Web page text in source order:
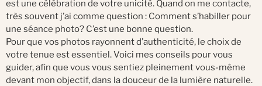
est une célébration de votre unicité. Quand on me contacte,
très souvent j’ai comme question : Comment s’habiller pour
une séance photo? C’est une bonne question.
Pour que vos photos rayonnent d’authenticité, le choix de
votre tenue est essentiel. Voici mes conseils pour vous
guider, afin que vous vous sentiez pleinement vous-même
devant mon objectif, dans la douceur de la lumière naturelle.